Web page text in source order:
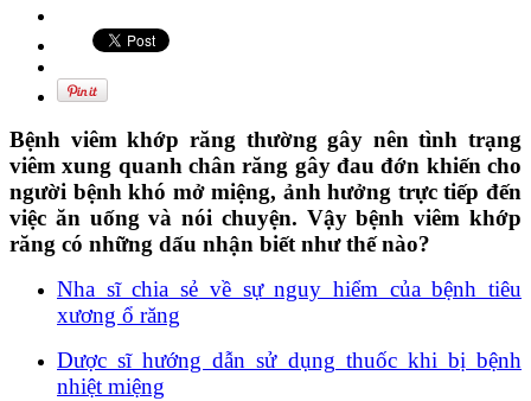
Bệnh viêm khớp răng thường gây nên tình trạng
viêm xung quanh chân răng gây đau đớn khiến cho
người bệnh khó mở miệng, ảnh hưởng trực tiếp đến
việc ăn uống và nói chuyện. Vậy bệnh viêm khớp
răng có những dấu nhận biết như thế nào?
Nha sĩ chia sẻ về sự nguy hiểm của bệnh tiêu
xương ổ răng
Dược sĩ hướng dẫn sử dụng thuốc khi bị bệnh
nhiệt miệng